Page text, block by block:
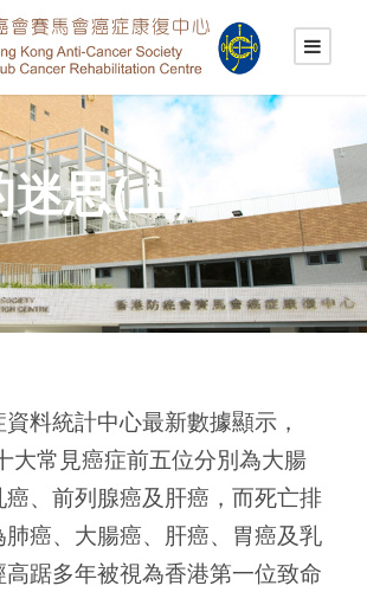
思(上)
料統計中心最新數據顯示，
大常見癌症前五位分別為大腸
、前列腺癌及肝癌，而死亡排
癌、大腸癌、肝癌、胃癌及乳
踞多年被視為香港第一位致命